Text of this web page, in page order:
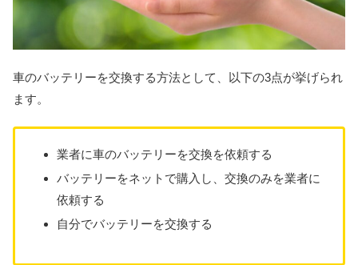
車のバッテリーを交換する方法として、以下の3点が挙げられ
ます。
業者に車のバッテリーを交換を依頼する
バッテリーをネットで購入し、交換のみを業者に
依頼する
自分でバッテリーを交換する